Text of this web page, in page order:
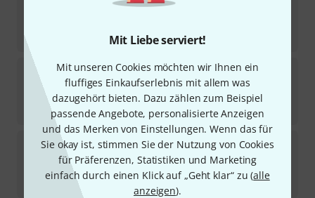
Mit Liebe serviert!
Mit unseren Cookies möchten wir Ihnen ein
fluffiges Einkaufserlebnis mit allem was
dazugehört bieten. Dazu zählen zum Beispiel
passende Angebote, personalisierte Anzeigen
und das Merken von Einstellungen. Wenn das für
Sie okay ist, stimmen Sie der Nutzung von Cookies
für Präferenzen, Statistiken und Marketing
einfach durch einen Klick auf „Geht klar“ zu (alle
anzeigen).
2
€
the sssnakeSK233-0,5 angled XLR Patch MF
5
Sofort lieferbar
4,90€
the sssnake SK233-0,9 angled XLR Patch MF
3
Sofort lieferbar
5,50 €